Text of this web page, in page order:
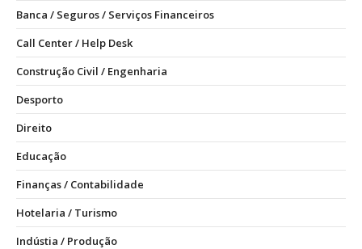
Banca / Seguros / Serviços Financeiros
Call Center / Help Desk
Construção Civil / Engenharia
Desporto
Direito
Educação
Finanças / Contabilidade
Hotelaria / Turismo
Indústia / Produção